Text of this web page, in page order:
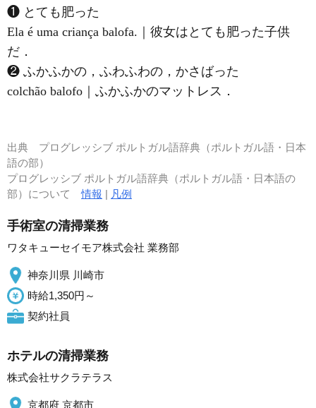
❶ とても肥った
Ela é uma criança balofa.｜彼女はとても肥った子供
だ．
❷ ふかふかの，ふわふわの，かさばった
colchão balofo｜ふかふかのマットレス．
出典 プログレッシブ ポルトガル語辞典（ポルトガル語・日本
語の部）
プログレッシブ ポルトガル語辞典（ポルトガル語・日本語の
部）について情報 | 凡例
手術室の清掃業務
ワタキューセイモア株式会社 業務部
神奈川県 川崎市
時給1,350円～
契約社員
ホテルの清掃業務
株式会社サクラテラス
京都府 京都市